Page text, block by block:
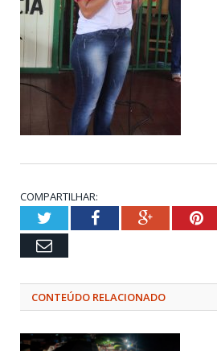
COMPARTILHAR:
TwitterFacebookGoogle+
Email
CONTEÚDO RELACIONADO